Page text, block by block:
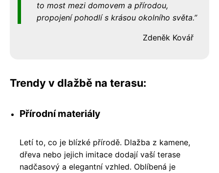
to most mezi domovem a přírodou,
propojení pohodlí s krásou okolního světa.
Zdeněk Kovář
Trendy v dlažbě na terasu:
Přírodní materiály
Letí to, co je blízké přírodě. Dlažba z kamene,
dřeva nebo jejich imitace dodají vaší terase
nadčasový a elegantní vzhled. Oblíbená je